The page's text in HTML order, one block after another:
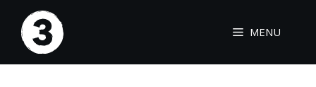
naar
inhoud
MENU